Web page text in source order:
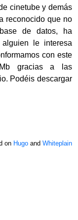
cinetube y demás
reconocido que no
de datos, ha
le interesa
con este
gracias a las
Podéis descargar
on Hugoand Whiteplain